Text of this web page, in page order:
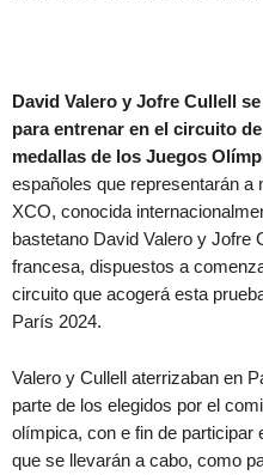
David Valero y Jofre Cullell
para entrenar en el circuito
medallas de los Juegos
españoles que representarán a
XCO, conocida
bastetano David Valero y Jofre
francesa, dispuestos a
circuito que acogerá esta
París 2024.
Valero y Cullell aterrizaban en
parte de los elegidos por el
olímpica, con e fin de participar
que se llevarán a cabo, como